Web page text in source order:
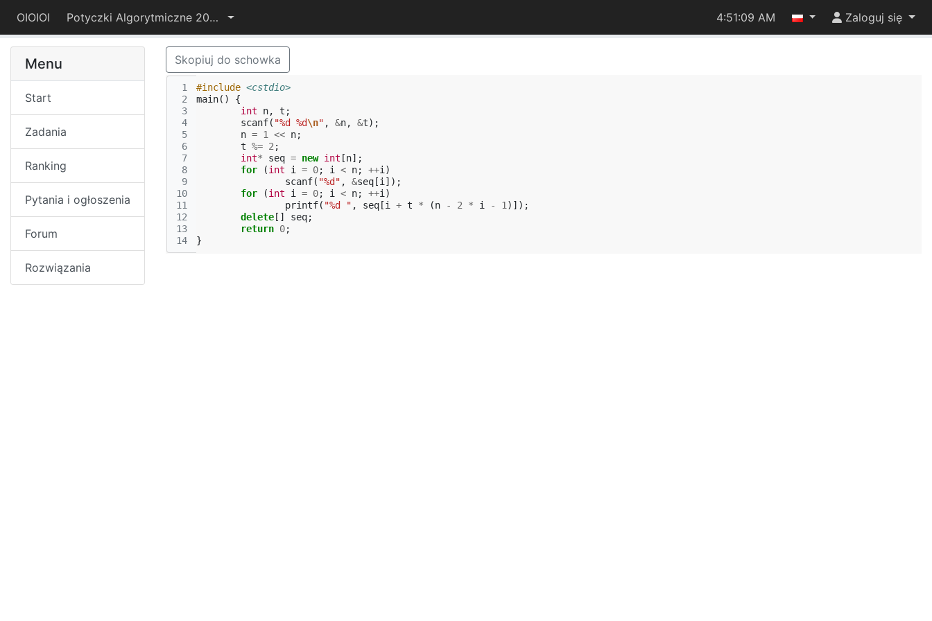
OIOIOI Potyczki Algorytmiczne 2016 4:51:09 AM Zaloguj się
Menu
Start
Zadania
Ranking
Pytania i ogłoszenia
Forum
Rozwiązania
Skopiuj do schowka
1
2
3
4
5
6
7
8
9
10
11
12
13
14
#include <cstdio>
main()
{
int
n, t ;
scanf( "%d %d\n" , &n, &t);
n = 1 << n;
t %= 2 ;
int* seq = new int [n];
for
(int i = 0; i < n; ++i )
scanf( "%d" , &seq [i ]);
for
(int i = 0; i < n; ++i )
printf( "%d " , seq [i + t * (n - 2 * i - 1 )]);
delete [] seq;
return 0;
}